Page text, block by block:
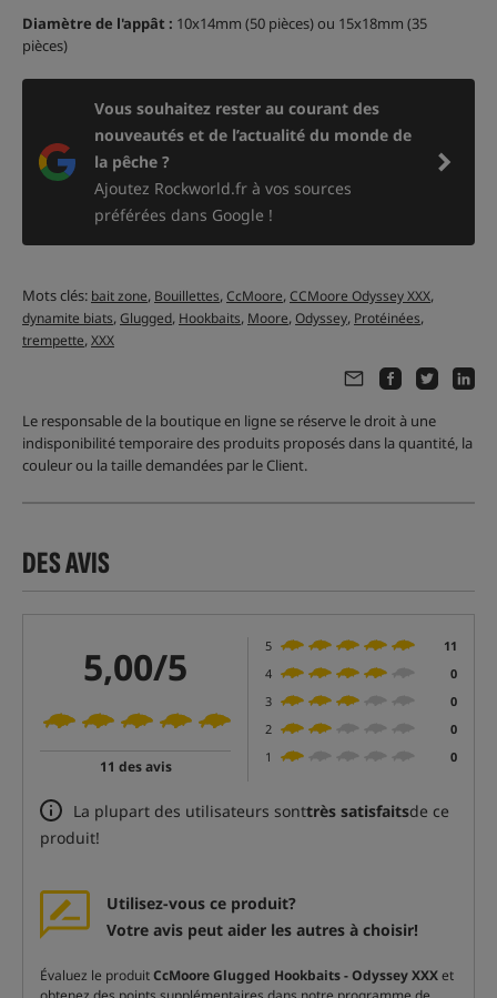
Diamètre de l'appât : 10x14mm (50 pièces) ou 15x18mm (35
pièces)
Vous souhaitez rester au courant des
nouveautés et de l’actualité du monde de
la pêche ?
Ajoutez Rockworld.fr à vos sources
préférées dans Google !
Mots clés: bait zone, Bouillettes,CcMoore,CCMoore Odyssey XXX,
dynamite biats,Glugged, Hookbaits, Moore,Odyssey, Protéinées,
trempette,XXX
Le responsable de la boutique en ligne se réserve le droit à une
indisponibilité temporaire des produits proposés dans la quantité, la
couleur ou la taille demandées par le Client.
DES AVIS
5,00/5
11 des avis
5
11
4
0
3
0
2
0
1
0
La plupart des utilisateurs sonttrès satisfaitsde ce
produit!
Utilisez-vous ce produit?
Votre avis peut aider les autres à choisir!
Évaluez le produitCcMoore Glugged Hookbaits - Odyssey XXXet